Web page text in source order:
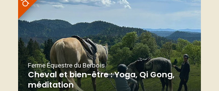
Ferme Équestre du Berbois
Cheval et bien-être : Yoga, Qi Gong,
méditation